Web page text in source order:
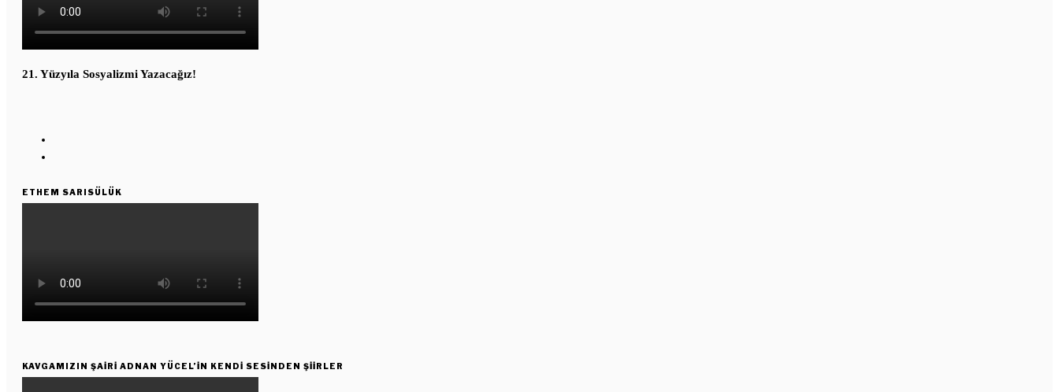
21. Yüzyıla Sosyalizmi Yazacağız!
ETHEM SARISÜLÜK
KAVGAMIZIN ŞAIRI ADNAN YÜCEL’IN KENDI SESINDEN ŞIIRLER